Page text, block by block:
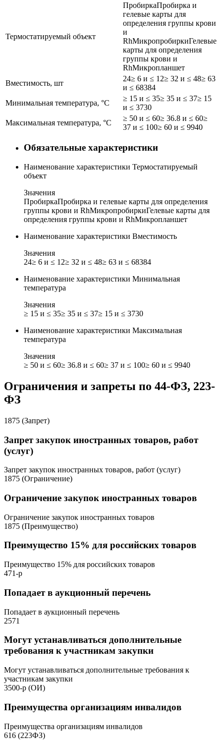
Термостатируемый объект
ПробиркаПробирка и
гелевые карты для
определения группы крови
и
RhМикропробиркиГелевые
карты для определения
группы крови и
RhМикропланшет
Вместимость, шт
24≥ 6 и ≤ 12≥ 32 и ≤ 48≥ 63
и ≤ 68384
Минимальная температура, °C
≥ 15 и ≤ 35≥ 35 и ≤ 37≥ 15
и ≤ 3730
Максимальная температура, °C
≥ 50 и ≤ 60≥ 36.8 и ≤ 60≥
37 и ≤ 100≥ 60 и ≤ 9940
Обязательные характеристики
Наименование характеристики Термостатируемый
объект
Значения
ПробиркаПробирка и гелевые карты для определения
группы крови и RhМикропробиркиГелевые карты для
определения группы крови и RhМикропланшет
Наименование характеристики Вместимость
Значения
24≥ 6 и ≤ 12≥ 32 и ≤ 48≥ 63 и ≤ 68384
Наименование характеристики Минимальная
температура
Значения
≥ 15 и ≤ 35≥ 35 и ≤ 37≥ 15 и ≤ 3730
Наименование характеристики Максимальная
температура
Значения
≥ 50 и ≤ 60≥ 36.8 и ≤ 60≥ 37 и ≤ 100≥ 60 и ≤ 9940
Ограничения и запреты по 44-ФЗ, 223-
ФЗ
1875 (Запрет)
Запрет закупок иностранных товаров, работ
(услуг)
Запрет закупок иностранных товаров, работ (услуг)
1875 (Ограничение)
Ограничение закупок иностранных товаров
Ограничение закупок иностранных товаров
1875 (Преимущество)
Преимущество 15% для российских товаров
Преимущество 15% для российских товаров
471-р
Попадает в аукционный перечень
Попадает в аукционный перечень
2571
Могут устанавливаться дополнительные
требования к участникам закупки
Могут устанавливаться дополнительные требования к
участникам закупки
3500-р (ОИ)
Преимущества организациям инвалидов
Преимущества организациям инвалидов
616 (223ФЗ)